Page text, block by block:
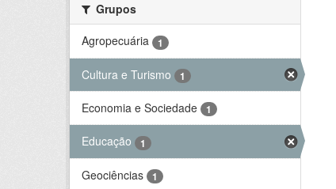
Grupos
Agropecuária
1
Cultura e Turismo 1
Economia e Sociedade 1
Educação 1
Geociências 1